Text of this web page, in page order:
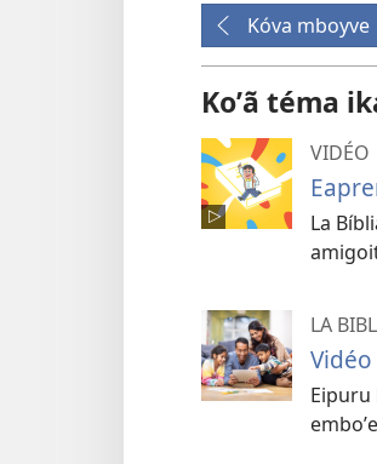
Kóva mboyve
Koʼã téma
VIDÉO
La
LA
Eipuru